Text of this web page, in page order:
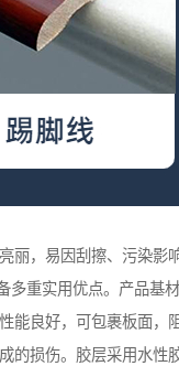
丽，易因刮擦、污染影
多重实用优点。产品基材
能良好，可包裹板面，
的损伤。胶层采用水性